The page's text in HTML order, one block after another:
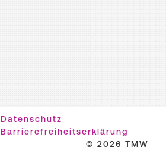
Datenschutz
Barrierefreiheitserklärung
© 2026 TMW